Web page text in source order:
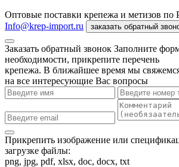
Оптовые поставки крепежа и метизов
Info@krep-import.ru
заказать обратный
Заказать обратный звонок Заполните
необходимости, прикрепите перечень
крепежа. В ближайшее время мы
на все интересующие Вас вопросы
Прикрепить изображение или
загрузке файлы:
png, jpg, pdf, xlsx, doc, docx, txt